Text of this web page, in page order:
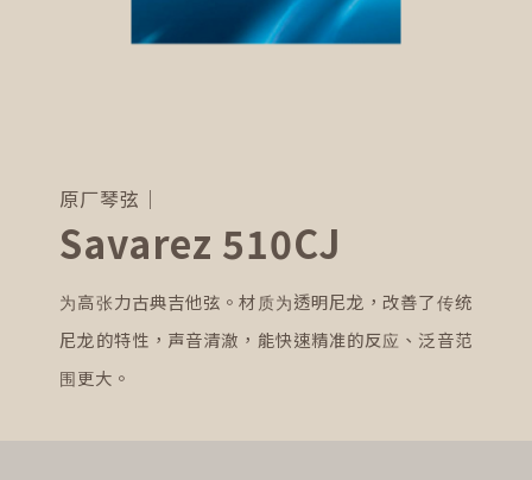
原厂琴弦｜
Savarez 510CJ
为高张力古典吉他弦。材质为透明尼龙，改善了传统
尼龙的特性，声音清澈，能快速精准的反应、泛音范
围更大。